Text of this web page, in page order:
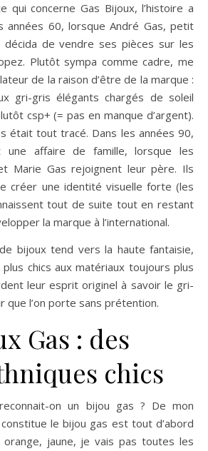
qui concerne Gas Bijoux, l’histoire a
années 60, lorsque André Gas, petit
de vendre ses pièces sur les
Plutôt sympa comme cadre, me
de la raison d’être de la marque :
gri-gris élégants chargés de soleil
csp+ (= pas en manque d’argent).
était tout tracé. Dans les années 90,
une affaire de famille, lorsque les
Marie Gas rejoignent leur père. Ils
créer une identité visuelle forte (les
tout de suite tout en restant
la marque à l’international.
bijoux tend vers la haute fantaisie,
chics aux matériaux toujours plus
leur esprit originel à savoir le gri-
que l’on porte sans prétention.
Gas : des
chics
on un bijou gas ? De mon
le bijou gas est tout d’abord
orange, jaune, je vais pas toutes les